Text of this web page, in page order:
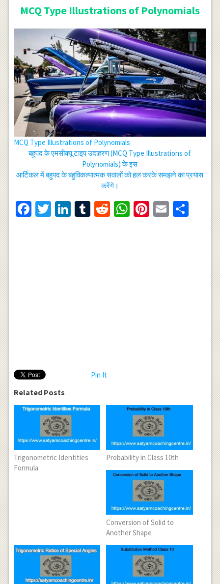
MCQ Type Illustrations of Polynomials
MCQ Type Illustrations of Polynomials
बहुपद के एमसीक्यू टाइप उदाहरण (MCQ Type Illustrations of
Polynomials) के इस
आर्टिकल में बहुपद के बहुविकल्पात्मक सवालों को हल करके समझने का प्रयास
करेंगे।
Facebook
Twitter
LinkedIn
Tumblr
RedditWhatsApp
Pinterest
Email
Pin It
Related Posts
Trigonometric Identities
Formula
Probability in Class 10th
Conversion of Solid to
Another Shape